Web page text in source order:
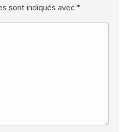
sont indiqués avec *